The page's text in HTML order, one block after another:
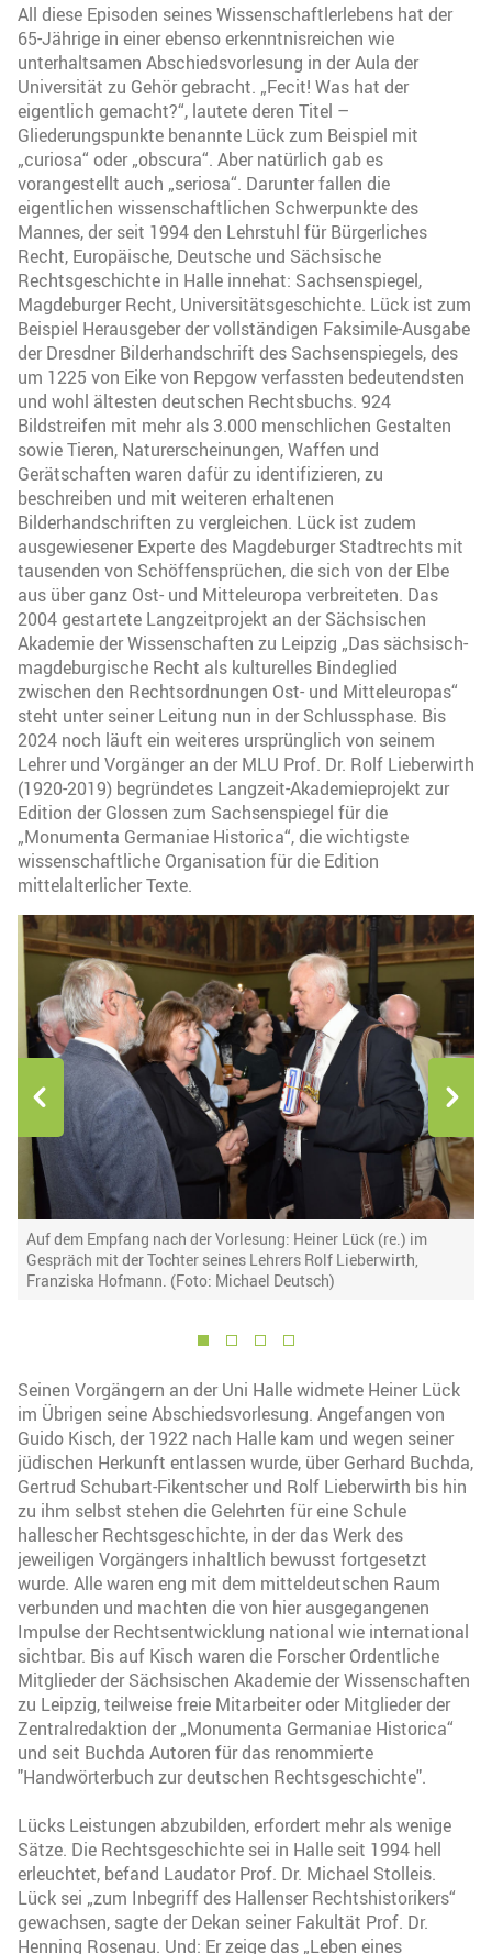
All diese Episoden seines Wissenschaftlerlebens hat der
65-Jährige in einer ebenso erkenntnisreichen wie
unterhaltsamen Abschiedsvorlesung in der Aula der
Universität zu Gehör gebracht. „Fecit! Was hat der
eigentlich gemacht?“, lautete deren Titel –
Gliederungspunkte benannte Lück zum Beispiel mit
„curiosa“ oder „obscura“. Aber natürlich gab es
vorangestellt auch „seriosa“. Darunter fallen die
eigentlichen wissenschaftlichen Schwerpunkte des
Mannes, der seit 1994 den Lehrstuhl für Bürgerliches
Recht, Europäische, Deutsche und Sächsische
Rechtsgeschichte in Halle innehat: Sachsenspiegel,
Magdeburger Recht, Universitätsgeschichte. Lück ist zum
Beispiel Herausgeber der vollständigen Faksimile-Ausgabe
der Dresdner Bilderhandschrift des Sachsenspiegels, des
um 1225 von Eike von Repgow verfassten bedeutendsten
und wohl ältesten deutschen Rechtsbuchs. 924
Bildstreifen mit mehr als 3.000 menschlichen Gestalten
sowie Tieren, Naturerscheinungen, Waffen und
Gerätschaften waren dafür zu identifizieren, zu
beschreiben und mit weiteren erhaltenen
Bilderhandschriften zu vergleichen. Lück ist zudem
ausgewiesener Experte des Magdeburger Stadtrechts mit
tausenden von Schöffensprüchen, die sich von der Elbe
aus über ganz Ost- und Mitteleuropa verbreiteten. Das
2004 gestartete Langzeitprojekt an der Sächsischen
Akademie der Wissenschaften zu Leipzig „Das sächsisch-
magdeburgische Recht als kulturelles Bindeglied
zwischen den Rechtsordnungen Ost- und Mitteleuropas“
steht unter seiner Leitung nun in der Schlussphase. Bis
2024 noch läuft ein weiteres ursprünglich von seinem
Lehrer und Vorgänger an der MLU Prof. Dr. Rolf Lieberwirth
(1920-2019) begründetes Langzeit-Akademieprojekt zur
Edition der Glossen zum Sachsenspiegel für die
„Monumenta Germaniae Historica“, die wichtigste
wissenschaftliche Organisation für die Edition
mittelalterlicher Texte.
Auf dem Empfang nach der Vorlesung: Heiner Lück (re.) im
Gespräch mit der Tochter seines Lehrers Rolf Lieberwirth,
Franziska Hofmann. (Foto: Michael Deutsch)
Seinen Vorgängern an der Uni Halle widmete Heiner Lück
im Übrigen seine Abschiedsvorlesung. Angefangen von
Guido Kisch, der 1922 nach Halle kam und wegen seiner
jüdischen Herkunft entlassen wurde, über Gerhard Buchda,
Gertrud Schubart-Fikentscher und Rolf Lieberwirth bis hin
zu ihm selbst stehen die Gelehrten für eine Schule
hallescher Rechtsgeschichte, in der das Werk des
jeweiligen Vorgängers inhaltlich bewusst fortgesetzt
wurde. Alle waren eng mit dem mitteldeutschen Raum
verbunden und machten die von hier ausgegangenen
Impulse der Rechtsentwicklung national wie international
sichtbar. Bis auf Kisch waren die Forscher Ordentliche
Mitglieder der Sächsischen Akademie der Wissenschaften
zu Leipzig, teilweise freie Mitarbeiter oder Mitglieder der
Zentralredaktion der „Monumenta Germaniae Historica“
und seit Buchda Autoren für das renommierte
"Handwörterbuch zur deutschen Rechtsgeschichte".
Lücks Leistungen abzubilden, erfordert mehr als wenige
Sätze. Die Rechtsgeschichte sei in Halle seit 1994 hell
erleuchtet, befand Laudator Prof. Dr. Michael Stolleis.
Lück sei „zum Inbegriff des Hallenser Rechtshistorikers“
gewachsen, sagte der Dekan seiner Fakultät Prof. Dr.
Henning Rosenau. Und: Er zeige das „Leben eines